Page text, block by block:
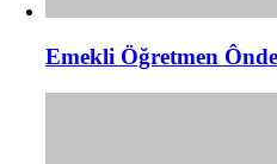
Emekli Öğretmen